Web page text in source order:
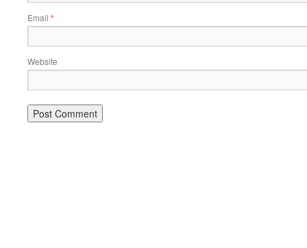
Email *
Website